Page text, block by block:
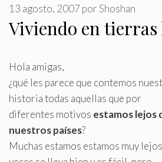
Viviendo en
13 agosto, 2007 porShoshan
Hola amigas,
¿qué les parece que contemos
historia todas aquellas que por
diferentes motivos estamos lejos
nuestros países?
Muchas estamos estamos muy